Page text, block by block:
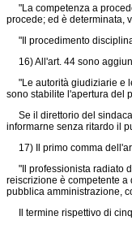
"La competenza a
procede; ed è determinata,
"Il procedimento
16) All'art. 44 sono
"Le autorità giudiziarie e
sono stabilite l'apertura del
Se il direttorio del
informarne senza ritardo il
17) Il primo comma
"Il professionista radiato
reiscrizione è competente
pubblica amministrazione,
Il termine rispettivo di